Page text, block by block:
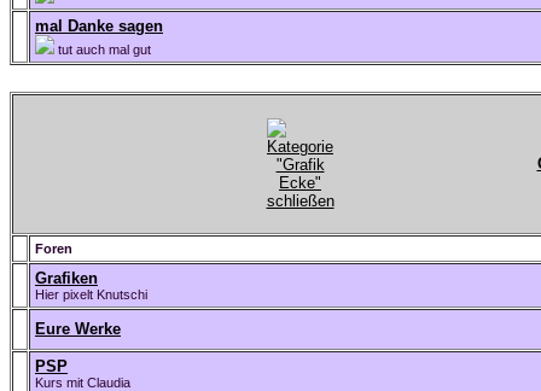
mal Danke sagen
tut auch mal gut
Foren
Grafiken
Hier pixelt Knutschi
Eure Werke
PSP
Kurs mit Claudia